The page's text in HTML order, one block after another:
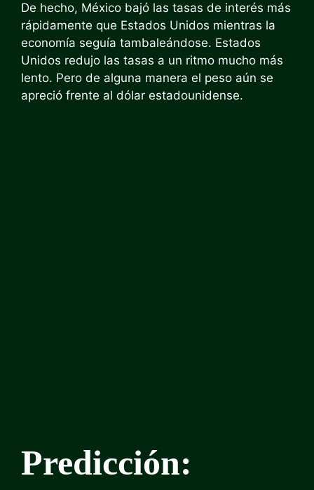
De hecho, México bajó las tasas de interés más
rápidamente que Estados Unidos mientras la
economía seguía tambaleándose. Estados
Unidos redujo las tasas a un ritmo mucho más
lento. Pero de alguna manera el peso aún se
apreció frente al dólar estadounidense.
Predicción: